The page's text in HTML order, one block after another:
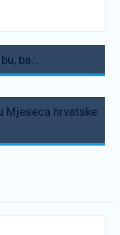
ba…
Mjeseca hrvatske